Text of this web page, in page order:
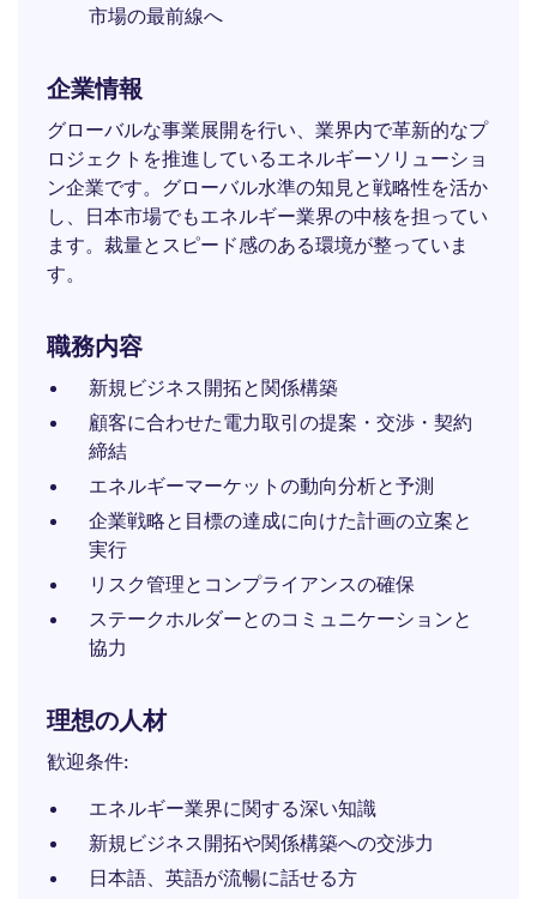
市場の最前線へ
企業情報
グローバルな事業展開を行い、業界内で革新的なプ
ロジェクトを推進しているエネルギーソリューショ
ン企業です。グローバル水準の知見と戦略性を活か
し、日本市場でもエネルギー業界の中核を担ってい
ます。裁量とスピード感のある環境が整っていま
す。
職務内容
新規ビジネス開拓と関係構築
顧客に合わせた電力取引の提案・交渉・契約
締結
エネルギーマーケットの動向分析と予測
企業戦略と目標の達成に向けた計画の立案と
実行
リスク管理とコンプライアンスの確保
ステークホルダーとのコミュニケーションと
協力
理想の人材
歓迎条件:
エネルギー業界に関する深い知識
新規ビジネス開拓や関係構築への交渉力
日本語、英語が流暢に話せる方